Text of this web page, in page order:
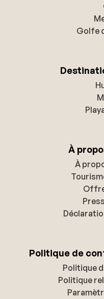
Golfe
À
À
Politique de
Politique
Politique